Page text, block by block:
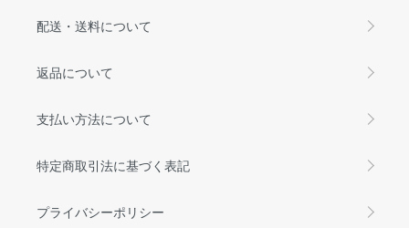
配送・送料について
返品について
支払い方法について
特定商取引法に基づく表記
プライバシーポリシー